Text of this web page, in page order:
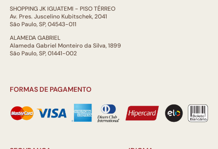
SHOPPING JK IGUATEMI - PISO TÉRREO
Av. Pres. Juscelino Kubitschek, 2041
São Paulo, SP, 04543-011
ALAMEDA GABRIEL
Alameda Gabriel Monteiro da Silva, 1899
São Paulo, SP, 01441-002
FORMAS DE PAGAMENTO